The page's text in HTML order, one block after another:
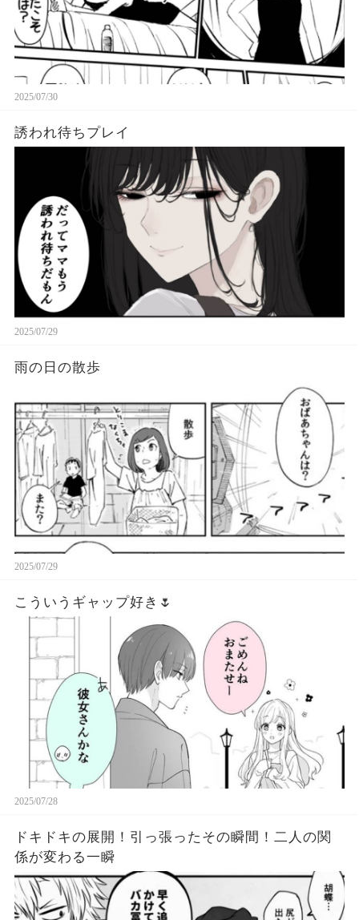
2025/07/30
誘われ待ちプレイ
2025/07/29
雨の日の散歩
2025/07/29
こういうギャップ好き🌷
2025/07/28
ドキドキの展開！引っ張ったその瞬間！二人の関
係が変わる一瞬